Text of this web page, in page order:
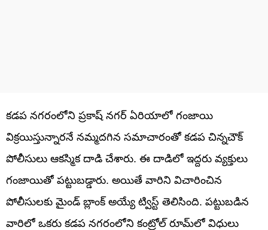
కడప నగరంలోని ప్రకాష్ నగర్ ఏరియాలో గంజాయి
విక్రయిస్తున్నారనే నమ్మదగిన సమాచారంతో కడప చిన్నచౌక్
పోలీసులు ఆకస్మిక దాడి చేశారు. ఈ దాడిలో ఇద్దరు వ్యక్తులు
గంజాయితో పట్టుబడ్డారు. అయితే వారిని విచారించిన
పోలీసులకు మైండ్ బ్లాంక్ అయ్యే ట్విస్ట్ తెలిసింది. పట్టుబడిన
వారిలో ఒకరు కడప నగరంలోని కంట్రోల్ రూమ్‌లో విధులు